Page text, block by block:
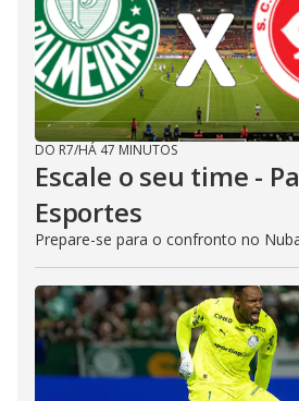
DO R7/HÁ 47 MINUTOS
Escale o seu time -
Esportes
Prepare-se para o confronto no